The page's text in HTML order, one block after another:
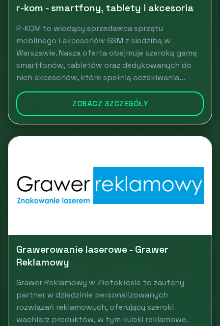
r-kom - smartfony, tablety i akcesoria
R-KOM to wiodący sprzedawca sprzętu
mobilnego i akcesoriów GSM z siedzibą w
Warszawie. Nasza oferta obejmuje szeroką gamę
smartfonów, tabletów oraz dedykowanych do
nich akcesoriów, które spełnią oczekiwania...
ZOBACZ SZCZEGÓŁY
Grawerowanie laserowe - Grawer
Reklamowy
Grawer Reklamowy w Złotokłosie to zaufany
partner w dziedzinie personalizowanych
rozwiązań reklamowych, oferujący szeroki
wachlarz produktów, w tym kubki reklamowe.